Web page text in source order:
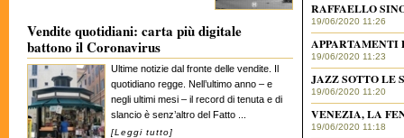
Vendite quotidiani: carta più digitale
battono il Coronavirus
Ultime notizie dal fronte delle vendite. Il
quotidiano regge. Nell’ultimo anno – e
negli ultimi mesi – il record di tenuta e di
slancio è senz’altro del Fatto ...
[Leggi tutto]
RAFFAELLO
19/06/2020 11:26
19/06/2020 11:23
JAZZ SOTTO LE
19/06/2020 11:20
VENEZIA, LA
19/06/2020 11:18